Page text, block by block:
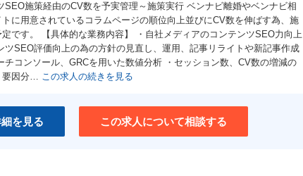
SEO施策経由のCV数を予実管理～施策実行 ベンナビ離婚やベンナビ相
に用意されているコラムページの順位向上並びにCV数を伸ばす為、施
です。 【具体的な業務内容】 ・自社メディアのコンテンツSEO力向上
ツSEO評価向上の為の方針の見直し、運用、記事リライトや新記事作成
チコンソール、GRCを用いた数値分析 ・セッション数、CV数の増減の
要因分… この求人の続きを見る
を見る この求人について相談する